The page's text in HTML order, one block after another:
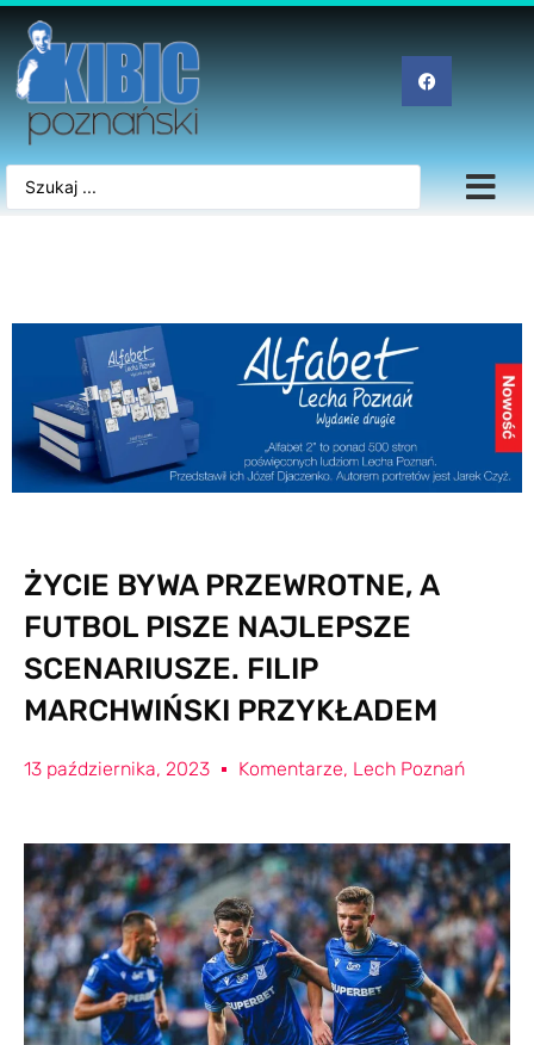
ŻYCIE BYWA PRZEWROTNE, A
FUTBOL PISZE NAJLEPSZE
SCENARIUSZE. FILIP
MARCHWIŃSKI PRZYKŁADEM
13 października, 2023 Komentarze, Lech Poznań